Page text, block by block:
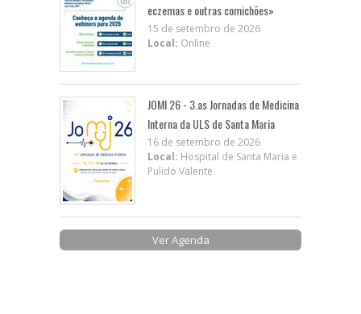
eczemas e outras comichões»
15 de setembro de 2026
Local: Online
JOMI 26 - 3.as Jornadas de Medicina
Interna da ULS de Santa Maria
16 de setembro de 2026
Local: Hospital de Santa Maria e
Pulido Valente
Ver Agenda